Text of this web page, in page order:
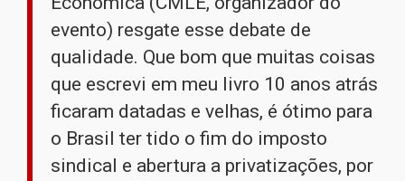
evento) resgate esse debate de
qualidade. Que bom que muitas coisas
que escrevi em meu livro 10 anos atrás
ficaram datadas e velhas, é ótimo para
o Brasil ter tido o fim do imposto
sindical e abertura a privatizações, por